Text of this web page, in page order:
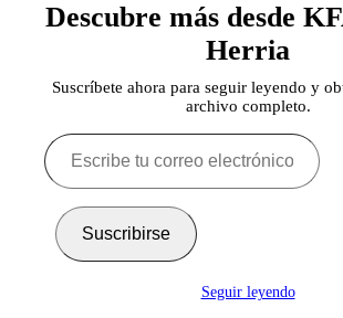
Descubre más desde
Herria
Suscríbete ahora para seguir leyendo y
archivo completo.
Escribe
tu
correo
Suscribirse
Seguir leyendo